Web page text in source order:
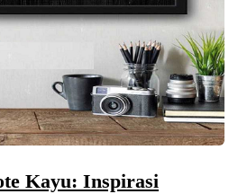
Kayu: Inspirasi